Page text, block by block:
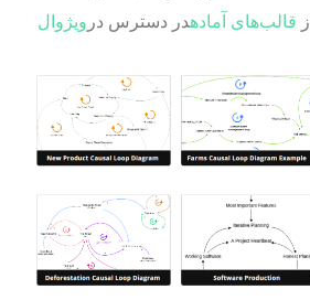
قالب‌های آمادهدر دسترس درویژوال